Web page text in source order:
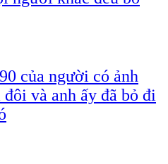
của người có ảnh
và anh ấy đã bỏ đi